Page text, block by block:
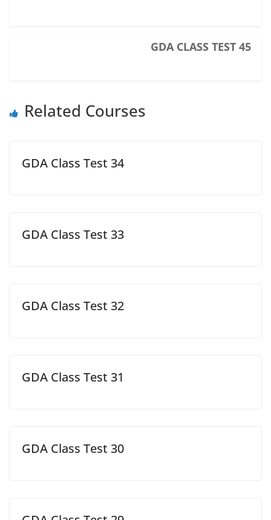
GDA CLASS TEST 45
Related Courses
GDA Class Test 34
GDA Class Test 33
GDA Class Test 32
GDA Class Test 31
GDA Class Test 30